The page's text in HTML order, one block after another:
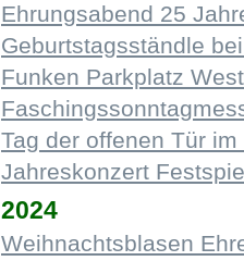
Ehrungsabend 25
Geburtstagsständle
Funken Parkplatz
Tag der offenen Tür
Jahreskonzert
2024
Weihnachtsblasen